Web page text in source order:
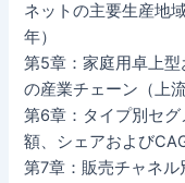
ネットの主要生産地
年）
第5章：家庭用卓上
の産業チェーン（上
第6章：タイプ別セ
額、シェアおよび
第7章：販売チャネル